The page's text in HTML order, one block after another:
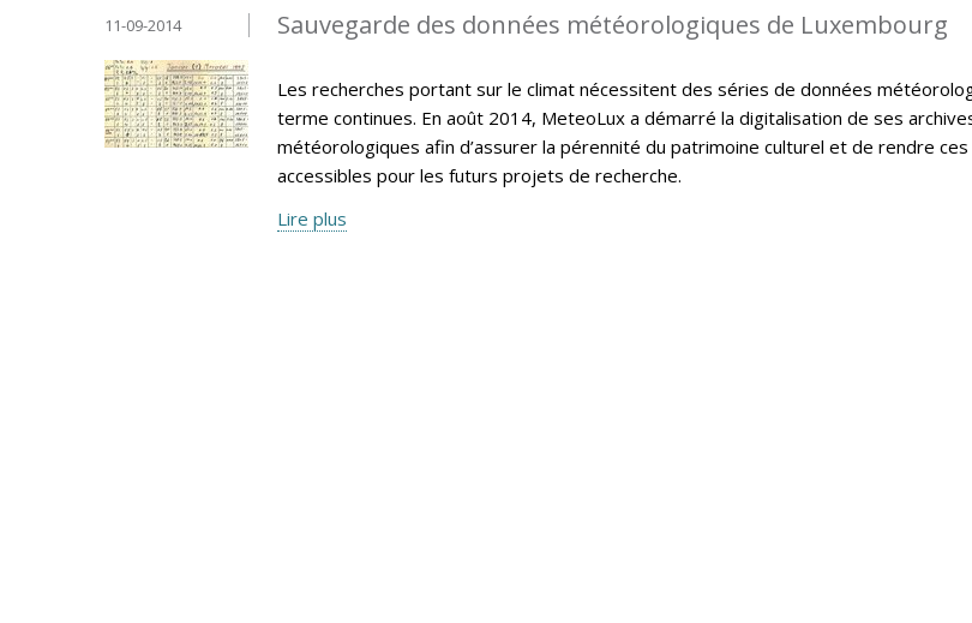
Sauvegarde des données météorologiques de Luxembourg
11-09-2014
Les recherches portant sur le climat nécessitent des séries de données
terme continues. En août 2014, MeteoLux a démarré la digitalisation de ses
météorologiques afin d’assurer la pérennité du patrimoine culturel et de rendre
accessibles pour les futurs projets de recherche.
Lire plus